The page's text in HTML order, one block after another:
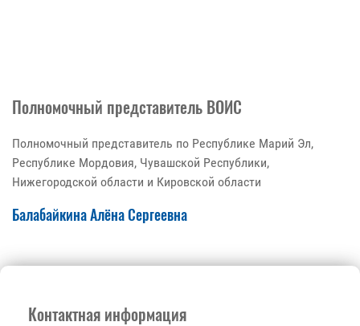
Полномочный представитель ВОИС
Полномочный представитель по Республике Марий Эл,
Республике Мордовия, Чувашской Республики,
Нижегородской области и Кировской области
Балабайкина Алёна Сергеевна
Контактная информация